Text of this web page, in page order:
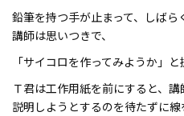
鉛筆を持つ手が止まって、しばら
講師は思いつきで、
「サイコロを作ってみようか」と
Ｔ君は工作用紙を前にすると、
説明しようとするのを待たずに